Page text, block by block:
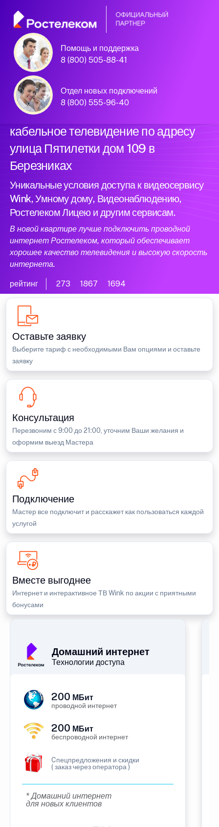
Помощь и поддержка
8 (800) 505-88-41
Отдел новых подключений
8 (800) 555-96-40
Официальный
партнер Ростелеком
Подключили новый интернет и
кабельное телевидение по адресу
улица Пятилетки дом 109 в
Березниках
Уникальные условия доступа к видеосервису
Wink, Умному дому, Видеонаблюдению,
Ростелеком Лицею и другим сервисам.
В новой квартире лучше подключить проводной
интернет Ростелеком, который обеспечивает
хорошее качество телевидения и высокую скорость
интернета.
рейтинг 273 1867 1694
Оставьте заявку
Выберите тариф с необходимыми Вам опциями и оставьте
заявку
Консультация
Перезвоним с 9:00 до 21:00, уточним Ваши желания и
оформим выезд Мастера
Подключение
Мастер все подключит и расскажет как пользоваться каждой
услугой
Вместе выгоднее
Интернет и интерактивное ТВ Wink по акции с приятными
бонусами
Домашний интернет
Технологии доступа
200 МБит
проводной интернет
200 МБит
беспроводной интернет
Cпецпредложения и скидки
( заказ через оператора )
* Домашний интернет
для новых клиентов